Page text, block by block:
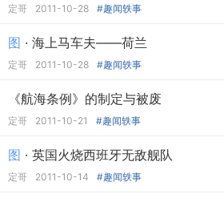
定哥 2011-10-28 #趣闻轶事
图 · 海上马车夫——荷兰
定哥 2011-10-28 #趣闻轶事
《航海条例》的制定与被废
定哥 2011-10-21 #趣闻轶事
图 · 英国火烧西班牙无敌舰队
定哥 2011-10-14 #趣闻轶事